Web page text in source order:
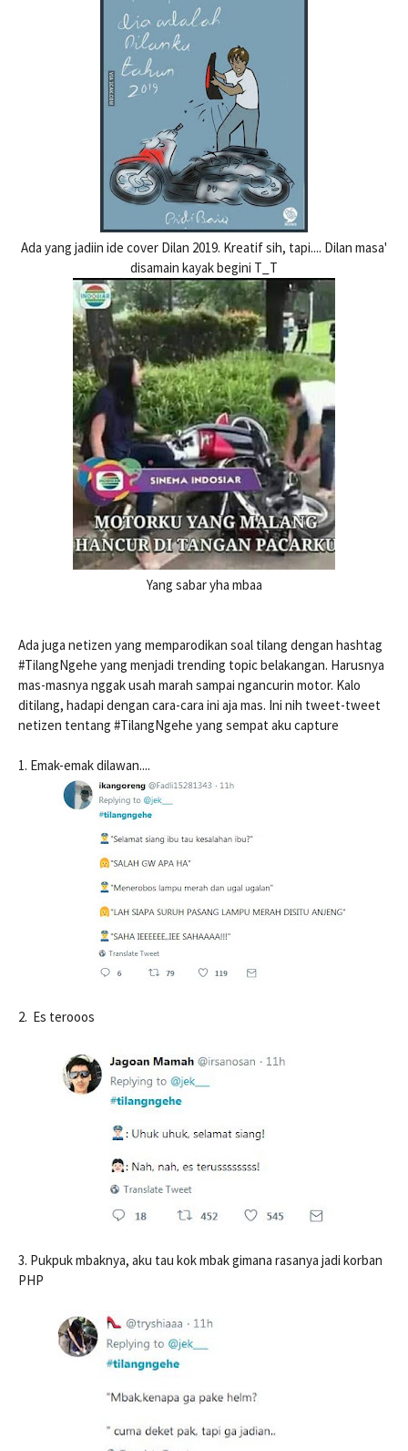
Ada yang jadiin ide cover Dilan 2019. Kreatif sih, tapi.... Dilan masa'
disamain kayak begini T_T
Yang sabar yha mbaa
Ada juga netizen yang memparodikan soal tilang dengan hashtag
#TilangNgehe yang menjadi trending topic belakangan. Harusnya
mas-masnya nggak usah marah sampai ngancurin motor. Kalo
ditilang, hadapi dengan cara-cara ini aja mas. Ini nih tweet-tweet
netizen tentang #TilangNgehe yang sempat aku capture
1. Emak-emak dilawan....
2. Es terooos
3. Pukpuk mbaknya, aku tau kok mbak gimana rasanya jadi korban
PHP